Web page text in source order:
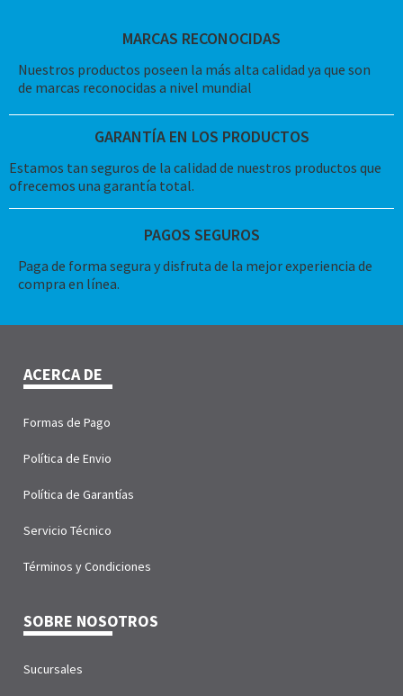
MARCAS RECONOCIDAS
Nuestros productos poseen la más alta calidad ya que son
de marcas reconocidas a nivel mundial
GARANTÍA EN LOS PRODUCTOS
Estamos tan seguros de la calidad de nuestros productos que
ofrecemos una garantía total.
PAGOS SEGUROS
Paga de forma segura y disfruta de la mejor experiencia de
compra en línea.
ACERCA DE
Formas de Pago
Política de Envio
Política de Garantías
Servicio Técnico
Términos y Condiciones
SOBRE NOSOTROS
Sucursales